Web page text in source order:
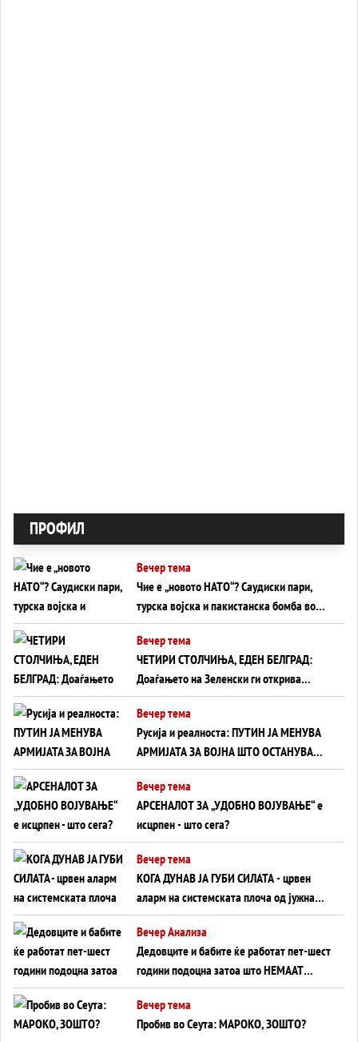
ПРОФИЛ
Вечер тема
Чие е „новото НАТО“? Саудиски пари,
турска војска и пакистанска бомба во
служба на Америка - или ќе стане
сувишна?
Вечер тема
ЧЕТИРИ СТОЛЧИЊА, ЕДЕН БЕЛГРАД:
Доаѓањето на Зеленски ги открива
тајните на политиката на балансирање
на Вучиќ
Вечер тема
Русија и реалноста: ПУТИН ЈА МЕНУВА
АРМИЈАТА ЗА ВОЈНА ШТО ОСТАНУВА
БЕЗ ФРОНТ
Вечер тема
АРСЕНАЛОТ ЗА „УДОБНО ВОЈУВАЊЕ“ е
исцрпен - што сега?
Вечер тема
КОГА ДУНАВ ЈА ГУБИ СИЛАТА - црвен
аларм на системската плоча од јужна
Германија до Црното Море...
Вечер Анализа
Дедовците и бабите ќе работат пет-шест
години подоцна затоа што НЕМААТ
ВНУЦИ ДА ГИ ЗАМЕНАТ
Вечер тема
Пробив во Сеута: МАРОКО, ЗОШТО?